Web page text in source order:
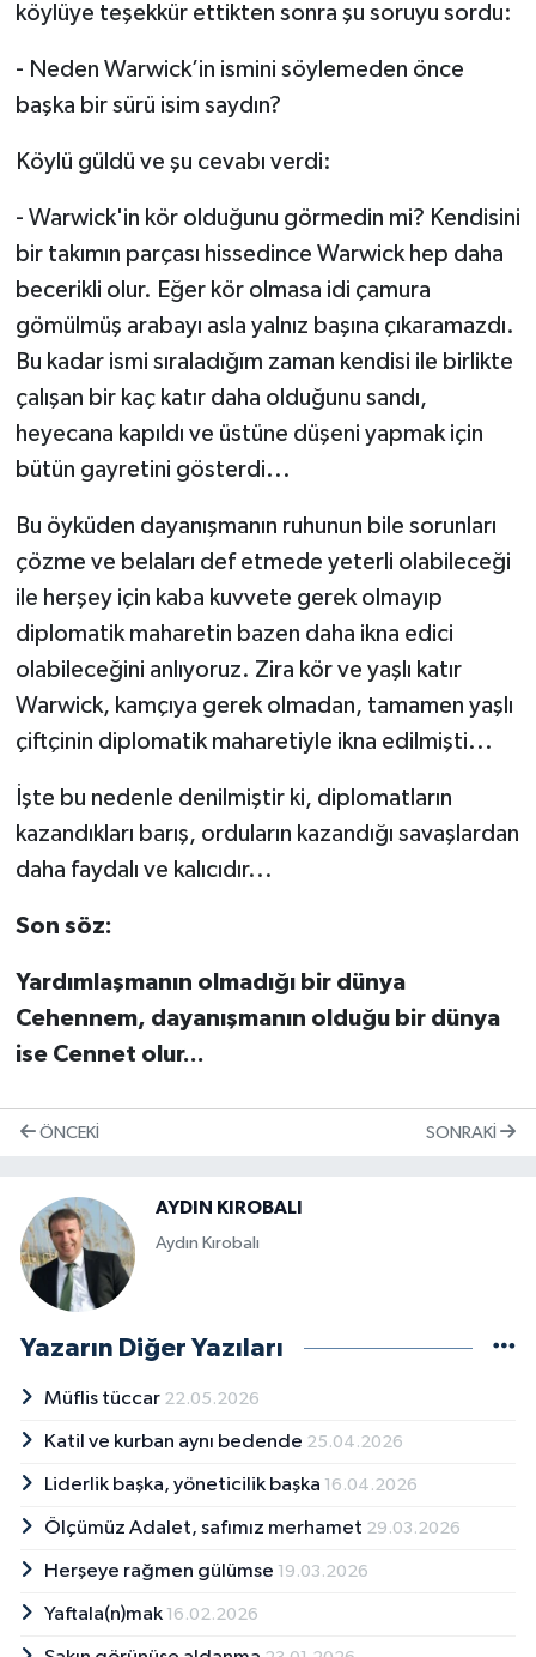
köylüye teşekkür ettikten sonra şu soruyu sordu:
- Neden Warwick’in ismini söylemeden önce
başka bir sürü isim saydın?
Köylü güldü ve şu cevabı verdi:
- Warwick'in kör olduğunu görmedin mi? Kendisini
bir takımın parçası hissedince Warwick hep daha
becerikli olur. Eğer kör olmasa idi çamura
gömülmüş arabayı asla yalnız başına çıkaramazdı.
Bu kadar ismi sıraladığım zaman kendisi ile birlikte
çalışan bir kaç katır daha olduğunu sandı,
heyecana kapıldı ve üstüne düşeni yapmak için
bütün gayretini gösterdi...
Bu öyküden dayanışmanın ruhunun bile sorunları
çözme ve belaları def etmede yeterli olabileceği
ile herşey için kaba kuvvete gerek olmayıp
diplomatik maharetin bazen daha ikna edici
olabileceğini anlıyoruz. Zira kör ve yaşlı katır
Warwick, kamçıya gerek olmadan, tamamen yaşlı
çiftçinin diplomatik maharetiyle ikna edilmişti...
İşte bu nedenle denilmiştir ki, diplomatların
kazandıkları barış, orduların kazandığı savaşlardan
daha faydalı ve kalıcıdır...
Son söz:
Yardımlaşmanın olmadığı bir dünya
Cehennem, dayanışmanın olduğu bir dünya
ise Cennet olur...
ÖNCEKI SONRAKI
AYDIN KIROBALI
Aydın Kırobalı
Yazarın Diğer Yazıları
Müflis tüccar 22.05.2026
Katil ve kurban aynı bedende 25.04.2026
Liderlik başka, yöneticilik başka 16.04.2026
Ölçümüz Adalet, safımız merhamet 29.03.2026
Herşeye rağmen gülümse 19.03.2026
Yaftala(n)mak 16.02.2026